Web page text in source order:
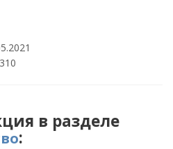
в разделе
: